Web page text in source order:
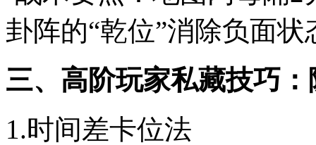
卦阵的“乾位”消除负面状
三、高阶玩家私藏技巧
1.时间差卡位法